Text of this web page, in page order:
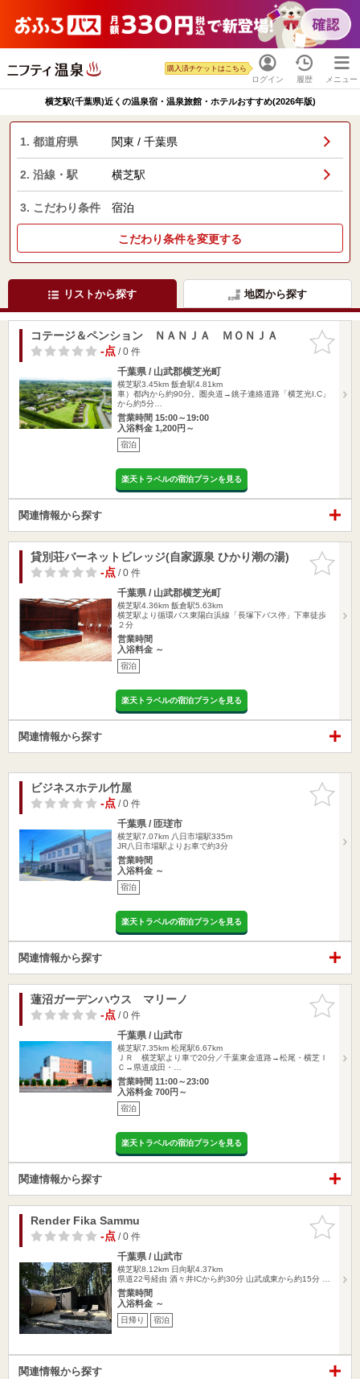
ログイン
購入済チケットはこちら
履歴 メニュー
横芝駅(千葉県)近くの温泉宿・温泉旅館・ホテルおすすめ(2026年版)
1. 都道府県 関東 / 千葉県
2. 沿線・駅 横芝駅
3. こだわり条件 宿泊
こだわり条件を変更する
リストから探す 地図から探す
お気に入
りに追加
コテージ＆ペンション ＮＡＮＪＡ ＭＯＮＪＡ
-点/ 0 件
千葉県 / 山武郡横芝光町
横芝駅3.45km 飯倉駅4.81km
車）都内から約90分。圏央道→銚子連絡道路「横芝光I.C」
から約5分…
営業時間 15:00～19:00
入浴料金 1,200円～
宿泊
楽天トラベルの宿泊プランを見る
関連情報から探す
お気に入
りに追加
貸別荘バーネットビレッジ(自家源泉 ひかり潮の湯)
-点/ 0 件
千葉県 / 山武郡横芝光町
横芝駅4.36km 飯倉駅5.63km
横芝駅より循環バス東陽白浜線「長塚下バス停」下車徒歩
２分
営業時間
入浴料金 ～
宿泊
楽天トラベルの宿泊プランを見る
関連情報から探す
お気に入
りに追加
ビジネスホテル竹屋
-点/ 0 件
千葉県 / 匝瑳市
横芝駅7.07km 八日市場駅335m
JR八日市場駅よりお車で約3分
営業時間
入浴料金 ～
宿泊
楽天トラベルの宿泊プランを見る
関連情報から探す
お気に入
りに追加
蓮沼ガーデンハウス マリーノ
-点/ 0 件
千葉県 / 山武市
横芝駅7.35km 松尾駅6.67km
ＪＲ 横芝駅より車で20分／千葉東金道路→松尾・横芝Ｉ
Ｃ→県道成田・…
営業時間 11:00～23:00
入浴料金 700円～
宿泊
楽天トラベルの宿泊プランを見る
関連情報から探す
お気に入
りに追加
Render Fika Sammu
-点/ 0 件
千葉県 / 山武市
横芝駅8.12km 日向駅4.37km
県道22号経由 酒々井ICから約30分 山武成東から約15分 …
営業時間
入浴料金 ～
日帰り 宿泊
関連情報から探す